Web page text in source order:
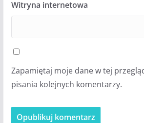
Witryna internetowa
Zapamiętaj moje dane w tej
pisania kolejnych komentarzy.